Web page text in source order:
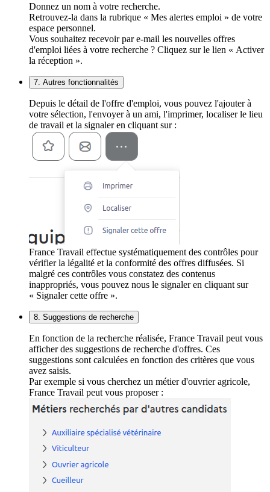
Donnez un nom à votre recherche.
Retrouvez-la dans la rubrique « Mes alertes emploi » de votre
espace personnel.
Vous souhaitez recevoir par e-mail les nouvelles offres
d'emploi liées à votre recherche ? Cliquez sur le lien « Activer
la réception ».
7. Autres fonctionnalités
Depuis le détail de l'offre d'emploi, vous pouvez l'ajouter à
votre sélection, l'envoyer à un ami, l'imprimer, localiser le lieu
de travail et la signaler en cliquant sur :
France Travail effectue systématiquement des contrôles pour
vérifier la légalité et la conformité des offres diffusées. Si
malgré ces contrôles vous constatez des contenus
inappropriés, vous pouvez nous le signaler en cliquant sur
« Signaler cette offre ».
8. Suggestions de recherche
En fonction de la recherche réalisée, France Travail peut vous
afficher des suggestions de recherche d'offres. Ces
suggestions sont calculées en fonction des critères que vous
avez saisis.
Par exemple si vous cherchez un métier d'ouvrier agricole,
France Travail peut vous proposer :